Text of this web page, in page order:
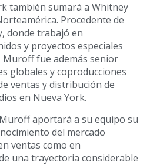
también sumará a Whitney
Procedente de
donde trabajó en
y proyectos especiales
Muroff fue además senior
globales y coproducciones
ventas y distribución de
en Nueva York.
aportará a su equipo su
del mercado
ventas como en
una trayectoria considerable